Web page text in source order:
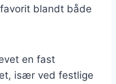
blandt både
en fast
især ved festlige